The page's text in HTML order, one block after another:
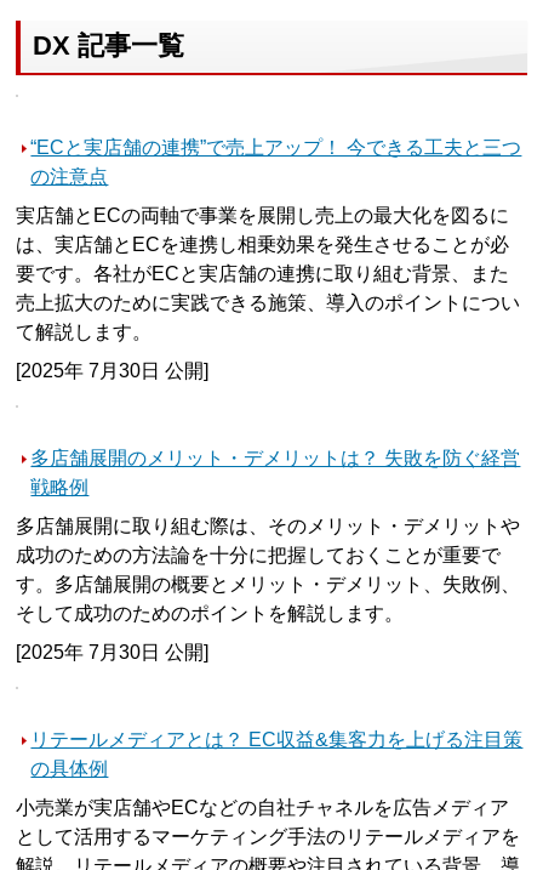
DX 記事一覧
“ECと実店舗の連携”で売上アップ！ 今できる工夫と三つ
の注意点
実店舗とECの両軸で事業を展開し売上の最大化を図るに
は、実店舗とECを連携し相乗効果を発生させることが必
要です。各社がECと実店舗の連携に取り組む背景、また
売上拡大のために実践できる施策、導入のポイントについ
て解説します。
[2025年 7月30日 公開]
多店舗展開のメリット・デメリットは？ 失敗を防ぐ経営
戦略例
多店舗展開に取り組む際は、そのメリット・デメリットや
成功のための方法論を十分に把握しておくことが重要で
す。多店舗展開の概要とメリット・デメリット、失敗例、
そして成功のためのポイントを解説します。
[2025年 7月30日 公開]
リテールメディアとは？ EC収益&集客力を上げる注目策
の具体例
小売業が実店舗やECなどの自社チャネルを広告メディア
として活用するマーケティング手法のリテールメディアを
解説。リテールメディアの概要や注目されている背景、導